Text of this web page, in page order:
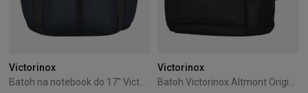
Victorinox
Victorinox